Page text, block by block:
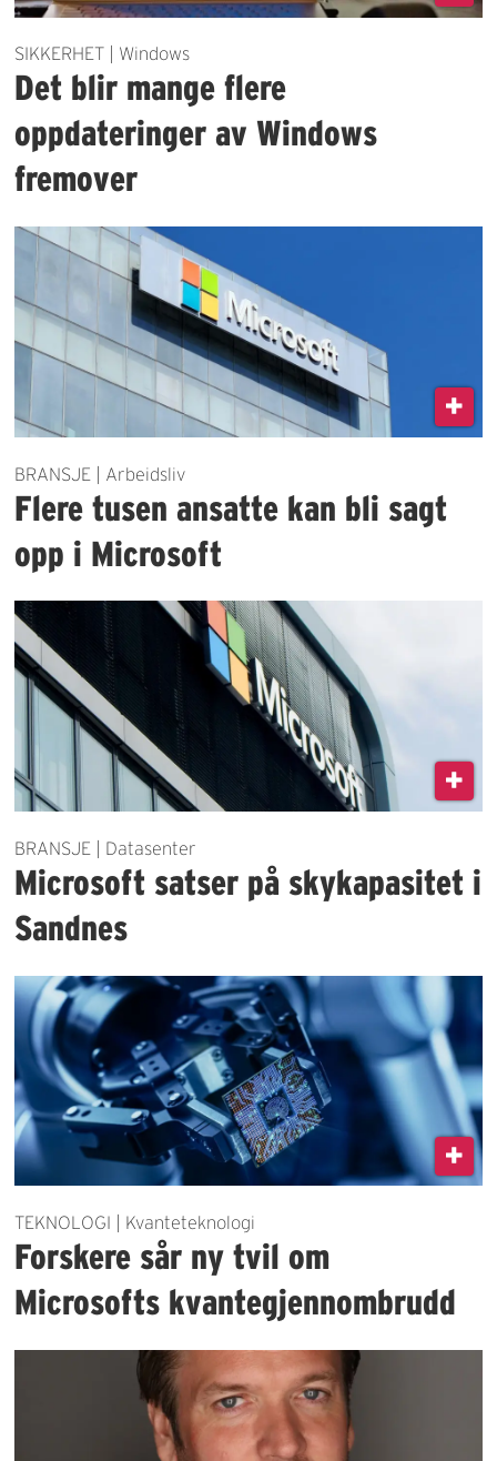
SIKKERHET | Windows
Det blir mange flere
oppdateringer av Windows
fremover
BRANSJE | Arbeidsliv
Flere tusen ansatte kan bli sagt
opp i Microsoft
BRANSJE | Datasenter
Microsoft satser på skykapasitet i
Sandnes
TEKNOLOGI | Kvanteteknologi
Forskere sår ny tvil om
Microsofts kvantegjennombrudd